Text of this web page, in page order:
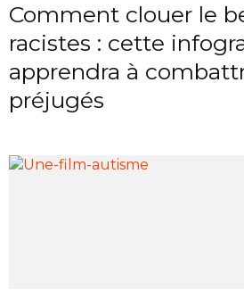
Comment clouer le
racistes : cette
apprendra à
préjugés